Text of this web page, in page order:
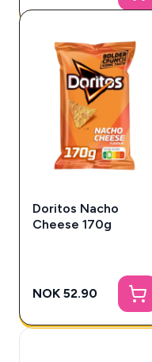
Doritos Nacho
Cheese 170g
NOK 52.90